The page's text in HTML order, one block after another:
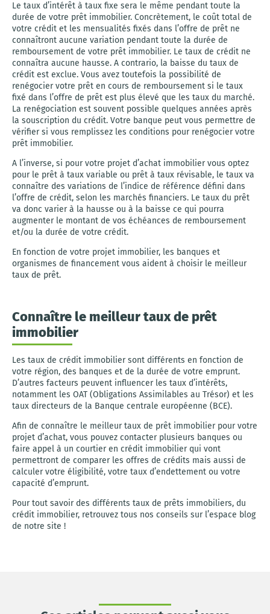
Le taux d’intérêt à taux fixe sera le même pendant toute la
durée de votre prêt immobilier. Concrètement, le coût total de
votre crédit et les mensualités fixés dans l’offre de prêt ne
connaîtront aucune variation pendant toute la durée de
remboursement de votre prêt immobilier. Le taux de crédit ne
connaîtra aucune hausse. A contrario, la baisse du taux de
crédit est exclue. Vous avez toutefois la possibilité de
renégocier votre prêt en cours de remboursement si le taux
fixé dans l’offre de prêt est plus élevé que les taux du marché.
La renégociation est souvent possible quelques années après
la souscription du crédit. Votre banque peut vous permettre de
vérifier si vous remplissez les conditions pour renégocier votre
prêt immobilier.
A l’inverse, si pour votre projet d’achat immobilier vous optez
pour le prêt à taux variable ou prêt à taux révisable, le taux va
connaître des variations de l’indice de référence défini dans
l’offre de crédit, selon les marchés financiers. Le taux du prêt
va donc varier à la hausse ou à la baisse ce qui pourra
augmenter le montant de vos échéances de remboursement
et/ou la durée de votre crédit.
En fonction de votre projet immobilier, les banques et
organismes de financement vous aident à choisir le meilleur
taux de prêt.
Connaître le meilleur taux de prêt
immobilier
Les taux de crédit immobilier sont différents en fonction de
votre région, des banques et de la durée de votre emprunt.
D’autres facteurs peuvent influencer les taux d’intérêts,
notamment les OAT (Obligations Assimilables au Trésor) et les
taux directeurs de la Banque centrale européenne (BCE).
Afin de connaître le meilleur taux de prêt immobilier pour votre
projet d’achat, vous pouvez contacter plusieurs banques ou
faire appel à un courtier en crédit immobilier qui vont
permettront de comparer les offres de crédits mais aussi de
calculer votre éligibilité, votre taux d’endettement ou votre
capacité d’emprunt.
Pour tout savoir des différents taux de prêts immobiliers, du
crédit immobilier, retrouvez tous nos conseils sur l’espace blog
de notre site !